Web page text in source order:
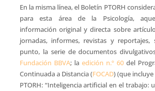
En la misma línea, el Boletín PTORH
para esta área de la Psicología,
información original y directa sobre
jornadas, informes, revistas y reportajes,
punto, la serie de documentos
Fundación BBVA; la edición n.º 60 del
Continuada a Distancia (FOCAD) (que
PTORH: “Inteligencia artificial en el trabajo: